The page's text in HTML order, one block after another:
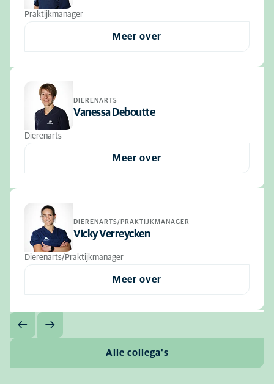
Praktijkmanager
Meer over
DIERENARTS
Vanessa Deboutte
Dierenarts
Meer over
DIERENARTS/PRAKTIJKMANAGER
Vicky Verreycken
Dierenarts/Praktijkmanager
Meer over
Alle collega's